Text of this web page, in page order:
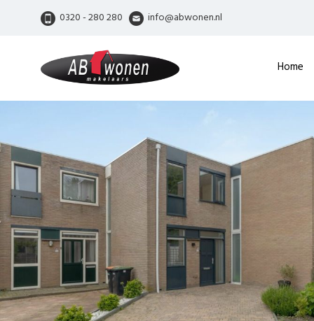
0320 - 280 280 info@abwonen.nl
Home